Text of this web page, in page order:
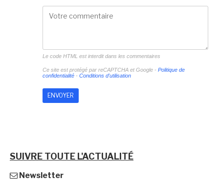
Le code HTML est interdit dans les commentaires
Ce site est protégé par reCAPTCHA et Google - Politique de
confidentialité- Conditions d'utilisation
SUIVRE TOUTE L'ACTUALITÉ
Newsletter